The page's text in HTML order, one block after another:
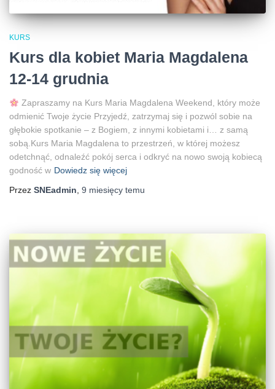
KURS
Kurs dla kobiet Maria Magdalena
12-14 grudnia
Zapraszamy na Kurs Maria Magdalena Weekend, który może
odmienić Twoje życie Przyjedź, zatrzymaj się i pozwól sobie na
głębokie spotkanie – z Bogiem, z innymi kobietami i… z samą
sobą.Kurs Maria Magdalena to przestrzeń, w której możesz
odetchnąć, odnaleźć pokój serca i odkryć na nowo swoją kobiecą
godność w Dowiedz się więcej
Przez SNEadmin, 9 miesięcy temu